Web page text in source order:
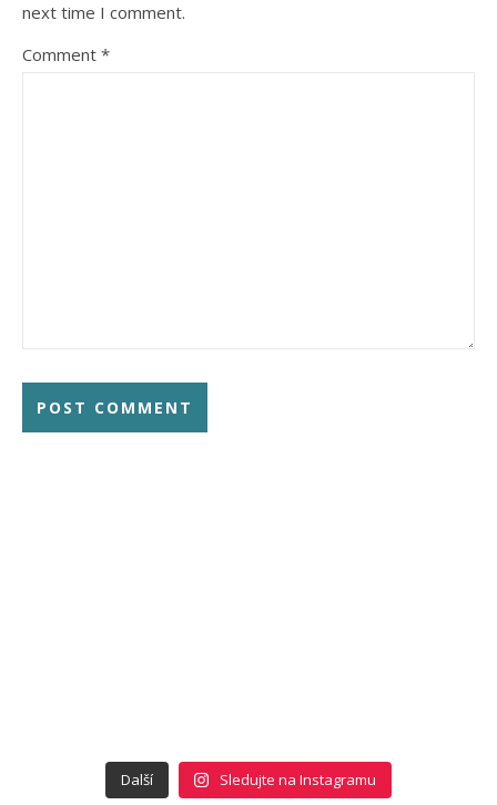
next time I comment.
Comment *
Další Sledujte na Instagramu